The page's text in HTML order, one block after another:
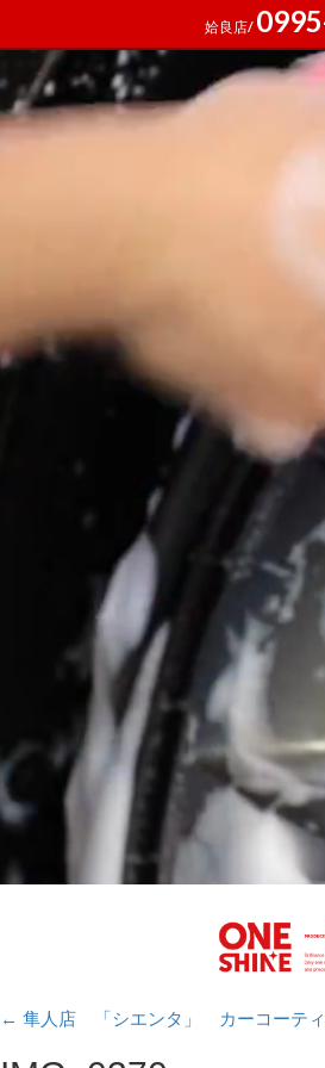
姶良店/
← 隼人店 「シエンタ」 カーコーテ